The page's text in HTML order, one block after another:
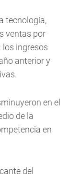
tecnología,
ventas por
ingresos
anterior y
en el
de la
en
del